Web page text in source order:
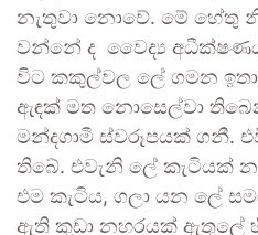
නැතුවා නොවේ. මේ හේතු
වන්නේ ද වෛද්‍ය
විට කකුල්වල ලේ ගමන
ඇඳක් මත නොසෙල්වා
මන්දගාමී ස්වරූපයක් ගනී.
තිබේ. එවැනි ලේ
එම කැටිය, ගලා යන ලේ
ඇති කුඩා නහරයක් ඇතුලේ